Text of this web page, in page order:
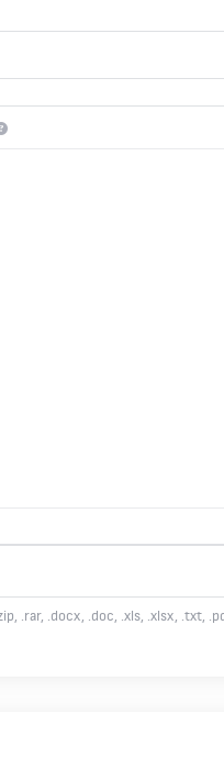
.rar, .docx, .doc, .xls, .xlsx, .txt,